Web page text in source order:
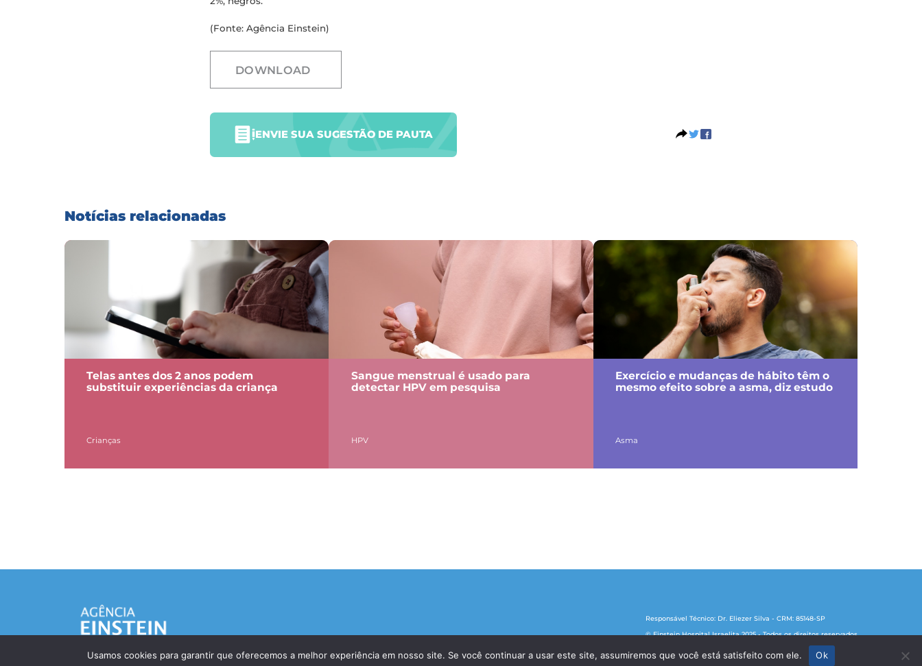
(Fonte: Agência Einstein)
DOWNLOAD
ENVIE SUA SUGESTÃO DE PAUTA
Notícias relacionadas
Telas antes dos 2 anos podem
substituir experiências da criança
Crianças
Sangue menstrual é usado para
detectar HPV em pesquisa
HPV
Exercício e mudanças de hábito têm o
mesmo efeito sobre a asma, diz estudo
Asma
Responsável Técnico: Dr. Eliezer Silva - CRM: 85148-SP
© Einstein Hospital Israelita 2025 - Todos os direitos reservados
Usamos cookies para garantir que oferecemos a melhor experiência em nosso site. Se você continuar a usar este site, assumiremos que você está satisfeito com ele. Ok